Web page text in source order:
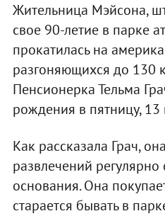
Жительница Мэйсона,
свое 90-летие в парке
прокатилась на
разгоняющихся до 130
Пенсионерка Тельма
рождения в пятницу,
Как рассказала Грач,
развлечений регулярно
основания. Она
старается бывать в